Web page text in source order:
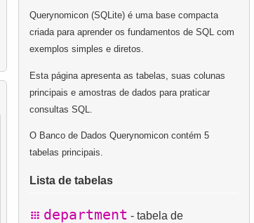
Querynomicon (SQLite) é uma base compacta
criada para aprender os fundamentos de SQL com
exemplos simples e diretos.
Esta página apresenta as tabelas, suas colunas
principais e amostras de dados para praticar
consultas SQL.
O Banco de Dados Querynomicon contém 5
tabelas principais.
Lista de tabelas
department - tabela de